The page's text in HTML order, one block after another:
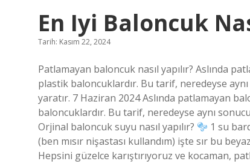
En Iyi Baloncuk
Tarih: Kasım 22, 2024
Patlamayan baloncuk nasıl yapılır? Aslında
plastik baloncuklardır. Bu tarif, neredeyse
yaratır. 7 Haziran 2024 Aslında patlamayan
baloncuklardır. Bu tarif, neredeyse aynı
Orjinal baloncuk suyu nasıl yapılır?
1 su
(ben mısır nişastası kullandım) işte sır bu
Hepsini güzelce karıştırıyoruz ve kocaman,